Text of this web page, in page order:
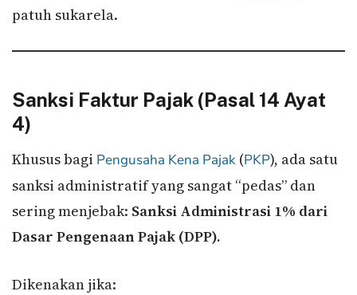
patuh sukarela.
Sanksi Faktur Pajak (Pasal 14 Ayat
4)
Khusus bagi Pengusaha Kena Pajak (PKP), ada satu
sanksi administratif yang sangat “pedas” dan
sering menjebak: Sanksi Administrasi 1% dari
Dasar Pengenaan Pajak (DPP).
Dikenakan jika: